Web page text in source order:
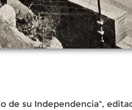
de su Independencia",